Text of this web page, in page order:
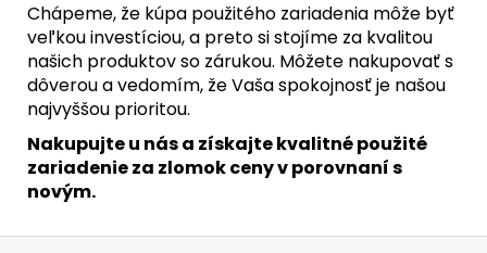
Chápeme, že kúpa použitého zariadenia môže byť
veľkou investíciou, a preto si stojíme za kvalitou
našich produktov so zárukou. Môžete nakupovať s
dôverou a vedomím, že Vaša spokojnosť je našou
najvyššou prioritou.
Nakupujte u nás a získajte kvalitné použité
zariadenie za zlomok ceny v porovnaní s
novým.